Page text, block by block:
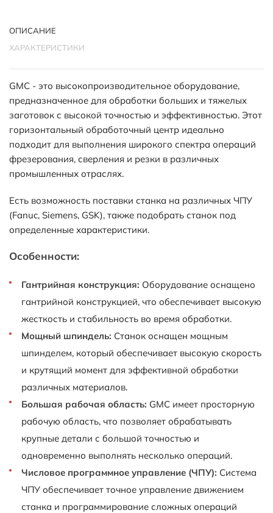
ОПИСАНИЕ
ХАРАКТЕРИСТИКИ
GMC - это высокопроизводительное оборудование,
предназначенное для обработки больших и тяжелых
заготовок с высокой точностью и эффективностью. Этот
горизонтальный обработочный центр идеально
подходит для выполнения широкого спектра операций
фрезерования, сверления и резки в различных
промышленных отраслях.
Есть возможность поставки станка на различных ЧПУ
(Fanuc, Siemens, GSK), также подобрать станок под
определенные характеристики.
Особенности:
Гантрийная конструкция: Оборудование оснащено
гантрийной конструкцией, что обеспечивает высокую
жесткость и стабильность во время обработки.
Мощный шпиндель: Станок оснащен мощным
шпинделем, который обеспечивает высокую скорость
и крутящий момент для эффективной обработки
различных материалов.
Большая рабочая область: GMC имеет просторную
рабочую область, что позволяет обрабатывать
крупные детали с большой точностью и
одновременно выполнять несколько операций.
Числовое программное управление (ЧПУ): Система
ЧПУ обеспечивает точное управление движением
станка и программирование сложных операций